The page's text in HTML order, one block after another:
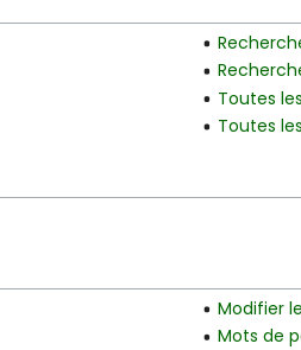
Toutes
Toutes
Modifier
Mots de